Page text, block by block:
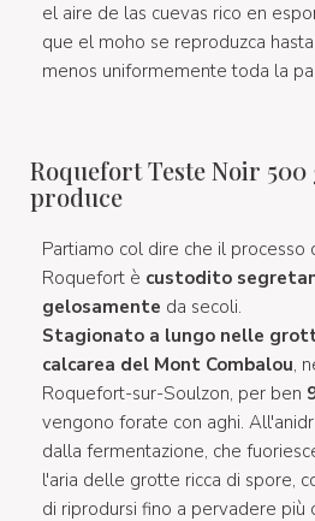
el aire de las cuevas rico en
que el moho se reproduzca
menos uniformemente toda la
Roquefort Teste Noir 500
produce
Partiamo col dire che il processo
Roquefort è custodito
gelosamente da secoli.
Stagionato a lungo nelle
calcarea del Mont Combalou,
Roquefort-sur-Soulzon, per ben
vengono forate con aghi.
dalla fermentazione, che
l'aria delle grotte ricca di spore,
di riprodursi fino a pervadere più